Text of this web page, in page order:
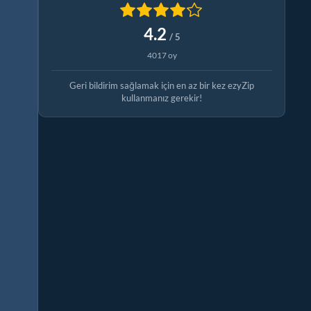
4.2 / 5
4017 oy
Geri bildirim sağlamak için en az bir kez ezyZip
kullanmanız gerekir!